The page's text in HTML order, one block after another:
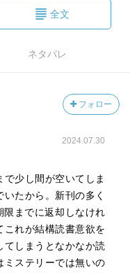
全文
ネタバレ
フォロー
2024.07.30
で少し間が空いてしま
たから。新刊の多く
限までに返却しなけれ
これが結構読書意欲を
しまうとなかなか読
ミステリーでは無いの